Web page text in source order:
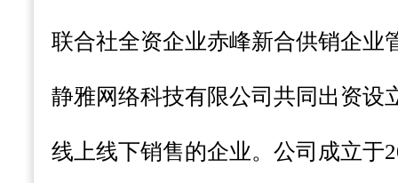
联合社全资企业赤峰新合供销企业
静雅网络科技有限公司共同出资设
线上线下销售的企业。公司成立于